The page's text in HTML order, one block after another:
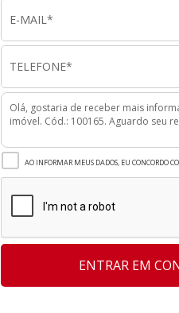
AO INFORMAR MEUS DADOS, EU CONCORDO